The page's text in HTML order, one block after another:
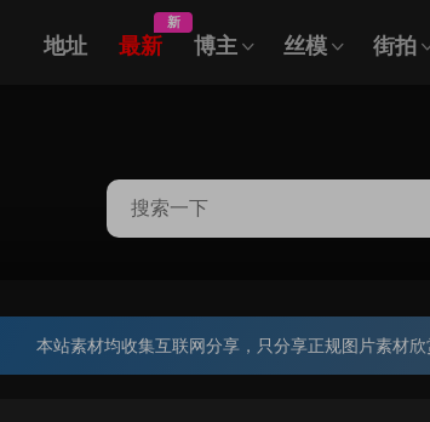
地址 最新
新
博主 丝模 街拍
本站素材均收集互联网分享，只分享正规图片素材